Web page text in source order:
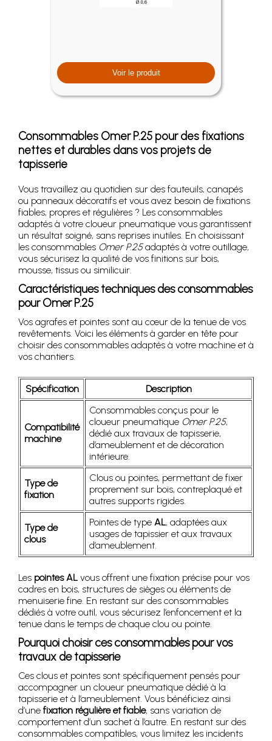
Voir le produit
Consommables Omer P.25 pour des fixations
nettes et durables dans vos projets de
tapisserie
Vous travaillez au quotidien sur des fauteuils, canapés
ou panneaux décoratifs et vous avez besoin de fixations
fiables, propres et régulières ? Les consommables
adaptés à votre cloueur pneumatique vous garantissent
un résultat soigné, sans reprises inutiles. En choisissant
les consommables Omer P.25adaptés à votre outillage,
vous sécurisez la qualité de vos finitions sur bois,
mousse, tissus ou similicuir.
Caractéristiques techniques des consommables
pour Omer P.25
Vos agrafes et pointes sont au cœur de la tenue de vos
revêtements. Voici les éléments à garder en tête pour
choisir des consommables adaptés à votre machine et à
vos chantiers.
Spécification Description
Compatibilité
machine
Consommables conçus pour le
cloueur pneumatique Omer P.25,
dédié aux travaux de tapisserie,
d’ameublement et de décoration
intérieure.
Type de
fixation
Clous ou pointes, permettant de fixer
proprement sur bois, contreplaqué et
autres supports rigides.
Type de
clous
Pointes de type AL, adaptées aux
usages de tapissier et aux travaux
d’ameublement.
Les pointes AL vous offrent une fixation précise pour vos
cadres en bois, structures de sièges ou éléments de
menuiserie fine. En restant sur des consommables
dédiés à votre outil, vous sécurisez l’enfoncement et la
tenue dans le temps de chaque clou ou pointe.
Pourquoi choisir ces consommables pour vos
travaux de tapisserie
Ces clous et pointes sont spécifiquement pensés pour
accompagner un cloueur pneumatique dédié à la
tapisserie et à l’ameublement. Vous bénéficiez ainsi
d’une fixation régulière et fiable, sans variation de
comportement d’un sachet à l’autre. En restant sur des
consommables compatibles, vous limitez les incidents